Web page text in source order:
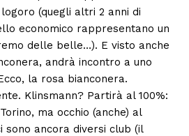
(quegli altri 2 anni di
economico rappresentano un
delle belle…). E visto anche
andrà incontro a uno
la rosa bianconera.
Klinsmann? Partirà al 100%:
ma occhio (anche) al
sono ancora diversi club (il